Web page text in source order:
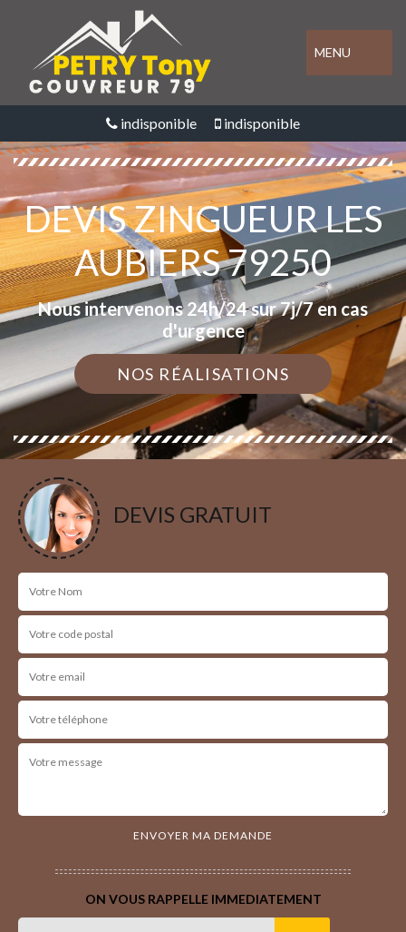
MENU
indisponible indisponible
DEVIS ZINGUEUR LES
AUBIERS 79250
Nous intervenons 24h/24 sur 7j/7 en cas
d'urgence
NOS RÉALISATIONS
DEVIS GRATUIT
ON VOUS RAPPELLE IMMEDIATEMENT